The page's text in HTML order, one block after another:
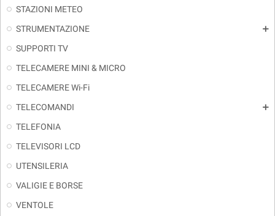
STAZIONI METEO
STRUMENTAZIONE
add
SUPPORTI TV
TELECAMERE MINI & MICRO
TELECAMERE Wi-Fi
TELECOMANDI
add
TELEFONIA
TELEVISORI LCD
UTENSILERIA
VALIGIE E BORSE
VENTOLE